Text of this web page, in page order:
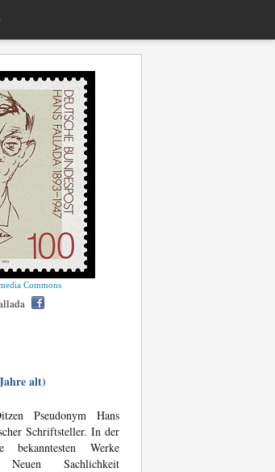
Commons
alt)
Pseudonym Hans
Schriftsteller. In der
Werke
Sachlichkeit